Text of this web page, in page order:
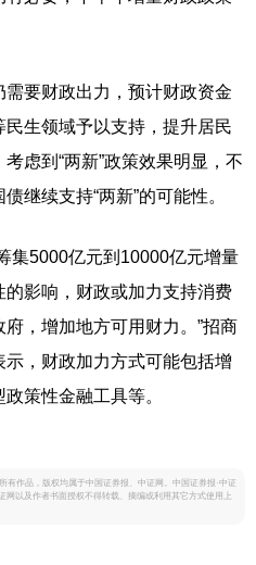
要财政出力，预计财政资金
生领域予以支持，提升居民
虑到“两新”政策效果明显，不
继续支持“两新”的可能性。
5000亿元到10000亿元增量
影响，财政或加力支持消费
，增加地方可用财力。”招商
，财政加力方式可能包括增
策性金融工具等。
有作品，版权均属于中国证券报、中证网。中国证券报·中证
网以及作者书面授权不得转载、摘编或利用其它方式使用上